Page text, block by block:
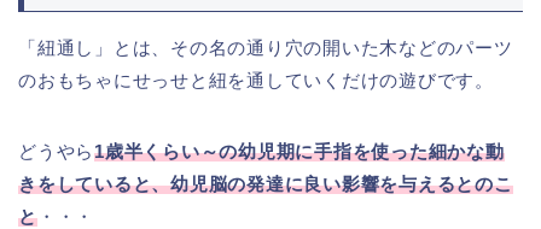
「紐通し」とは、その名の通り穴の開いた木などのパーツ
のおもちゃにせっせと紐を通していくだけの遊びです。
どうやら1歳半くらい～の幼児期に手指を使った細かな動
きをしていると、幼児脳の発達に良い影響を与えるとのこ
と・・・